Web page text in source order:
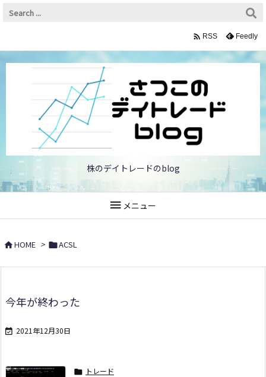
株のデイトレードのblog
メニュー
 RSS Feedly
HOME > ACSL
今年が終わった
 2021年12月30日
 トレード